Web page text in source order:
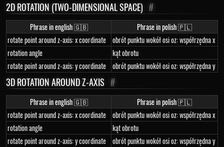
2D ROTATION (TWO-DIMENSIONAL SPACE) #
Phrase in english 🇬🇧
Phrase in polish 🇵🇱
rotate point around z-axis: x coordinate
obrót punktu wokół osi oz: współrzędna x
rotation angle
kąt obrotu
rotate point around z-axis: y coordinate
obrót punktu wokół osi oz: współrzędna y
3D ROTATION AROUND Z-AXIS #
Phrase in english 🇬🇧
Phrase in polish 🇵🇱
rotate point around z-axis: x coordinate
obrót punktu wokół osi oz: współrzędna x
rotation angle
kąt obrotu
rotate point around z-axis: y coordinate
obrót punktu wokół osi oz: współrzędna y